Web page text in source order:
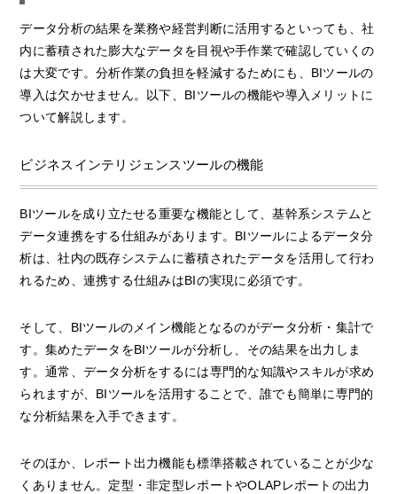
データ分析の結果を業務や経営判断に活用するといっても、社
内に蓄積された膨大なデータを目視や手作業で確認していくの
は大変です。分析作業の負担を軽減するためにも、BIツールの
導入は欠かせません。以下、BIツールの機能や導入メリットに
ついて解説します。
ビジネスインテリジェンスツールの機能
BIツールを成り立たせる重要な機能として、基幹系システムと
データ連携をする仕組みがあります。BIツールによるデータ分
析は、社内の既存システムに蓄積されたデータを活用して行わ
れるため、連携する仕組みはBIの実現に必須です。
そして、BIツールのメイン機能となるのがデータ分析・集計で
す。集めたデータをBIツールが分析し、その結果を出力しま
す。通常、データ分析をするには専門的な知識やスキルが求め
られますが、BIツールを活用することで、誰でも簡単に専門的
な分析結果を入手できます。
そのほか、レポート出力機能も標準搭載されていることが少な
くありません。定型・非定型レポートやOLAPレポートの出力